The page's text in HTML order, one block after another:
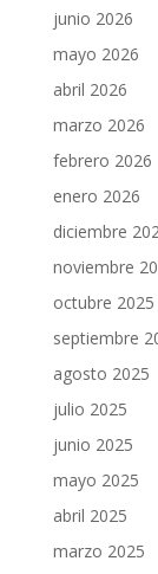
junio 2026
mayo 2026
abril 2026
marzo 2026
febrero 2026
enero 2026
diciembre
noviembre
octubre 2025
septiembre
agosto 2025
julio 2025
junio 2025
mayo 2025
abril 2025
marzo 2025